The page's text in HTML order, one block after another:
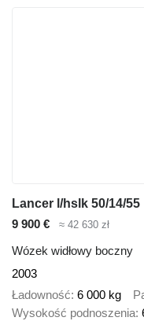
Lancer l/hslk 50/14/55
9 900 €
≈ 42 630 zł
Wózek widłowy boczny
2003
Ładowność 6 000 kg
Wysokość podnoszenia